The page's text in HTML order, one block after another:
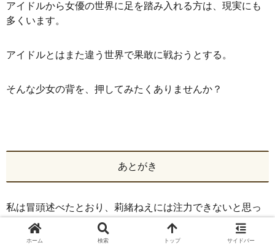
アイドルから女優の世界に足を踏み入れる方は、現実にも
多くいます。
アイドルとはまた違う世界で果敢に戦おうとする。
そんな少女の背を、押してみたくありませんか？
あとがき
私は冒頭述べたとおり、莉緒ねえには注力できないと思っ
ています。
ホーム 検索 トップ サイドバー